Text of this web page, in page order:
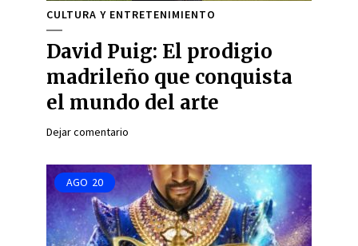
CULTURA Y ENTRETENIMIENTO
David Puig: El prodigio
madrileño que conquista
el mundo del arte
Dejar comentario
AGO 20